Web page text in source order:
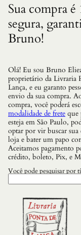
Sua compra é
segura,
Bruno!
Olá! Eu sou Bruno
proprietário da Livraria
Lança, e eu garanto
envio da sua compra.
compra, você poderá
modalidade de frete que
esteja em São Paulo,
optar por vir buscar sua
loja e bater um papo
Aceitamos pagamento
crédito, boleto, Pix, e
Você pode pesquisar por